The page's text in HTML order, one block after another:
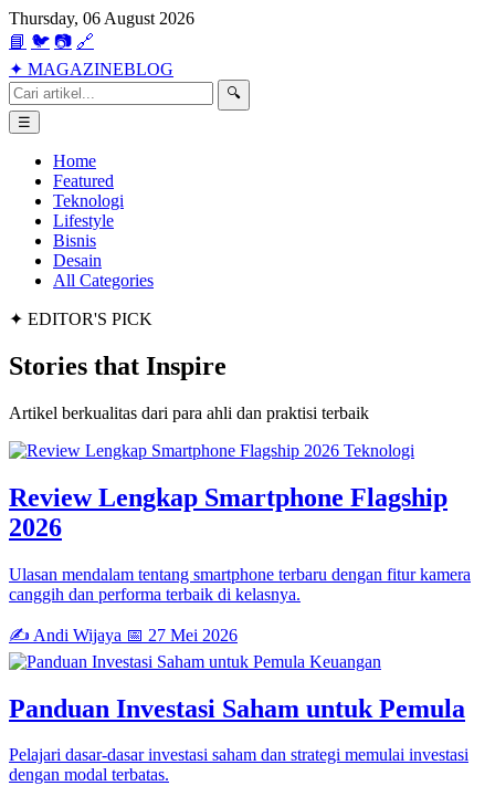
Thursday, 06 August 2026
📘 🐦 📷 🔗
✦ MAGAZINEBLOG
🔍
☰
Home
Featured
Teknologi
Lifestyle
Bisnis
Desain
All Categories
✦ EDITOR'S PICK
Stories that Inspire
Artikel berkualitas dari para ahli dan praktisi terbaik
Teknologi
Review Lengkap Smartphone Flagship
2026
Ulasan mendalam tentang smartphone terbaru dengan fitur kamera
canggih dan performa terbaik di kelasnya.
✍️ Andi Wijaya 📅 27 Mei 2026
Keuangan
Panduan Investasi Saham untuk Pemula
Pelajari dasar-dasar investasi saham dan strategi memulai investasi
dengan modal terbatas.